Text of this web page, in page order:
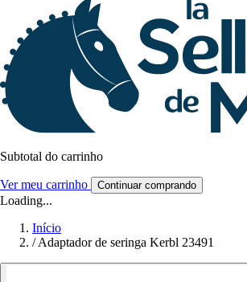
Subtotal do carrinho
Ver meu carrinho Continuar comprando
Loading...
Início
/ Adaptador de seringa Kerbl 23491